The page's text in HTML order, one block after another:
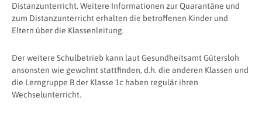
Distanzunterricht. Weitere Informationen zur Quarantäne und
zum Distanzunterricht erhalten die betroffenen Kinder und
Eltern über die Klassenleitung.
Der weitere Schulbetrieb kann laut Gesundheitsamt Gütersloh
ansonsten wie gewohnt stattfinden, d.h. die anderen Klassen und
die Lerngruppe B der Klasse 1c haben regulär ihren
Wechselunterricht.